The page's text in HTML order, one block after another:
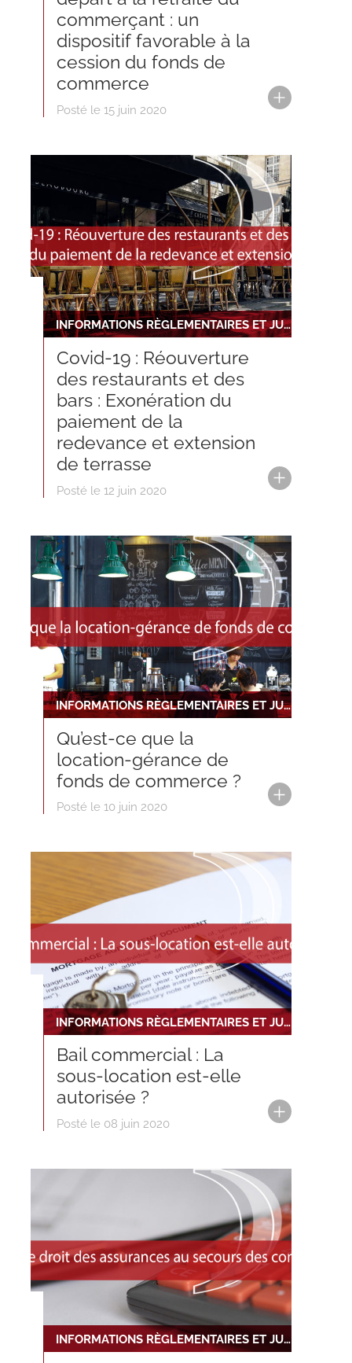
commerçant : un
dispositif favorable à la
cession du fonds de
commerce
Posté le 15 juin 2020
INFORMATIONS RÈGLEMENTAIRES ET JURIDIQUES
Covid-19 : Réouverture
des restaurants et des
bars : Exonération du
paiement de la
redevance et extension
de terrasse
Posté le 12 juin 2020
INFORMATIONS RÈGLEMENTAIRES ET JURIDIQUES
Qu’est-ce que la
location-gérance de
fonds de commerce ?
Posté le 10 juin 2020
INFORMATIONS RÈGLEMENTAIRES ET JURIDIQUES
Bail commercial : La
sous-location est-elle
autorisée ?
Posté le 08 juin 2020
INFORMATIONS RÈGLEMENTAIRES ET JURIDIQUES